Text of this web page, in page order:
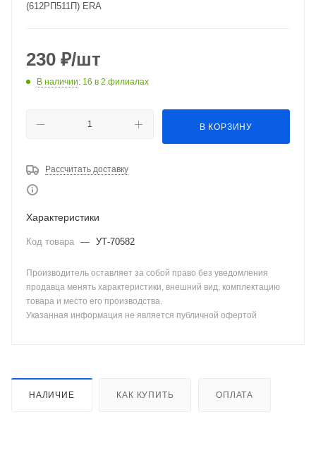
(612РП511П) ERA
230 ₽/шт
В наличии: 16 в 2 филиалах
В КОРЗИНУ
Рассчитать доставку
Характеристики
Код товара — УТ-70582
Производитель оставляет за собой право без уведомления
продавца менять характеристики, внешний вид, комплектацию
товара и место его производства.
Указанная информация не является публичной офертой
НАЛИЧИЕ КАК КУПИТЬ ОПЛАТА